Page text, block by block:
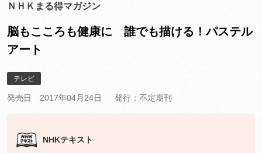
ＮＨＫまる得マガジン
脳もこころも健康に 誰でも描ける！パステル
アート
テレビ
発売日 2017年04月24日 発行：不定期刊
NHKテキスト